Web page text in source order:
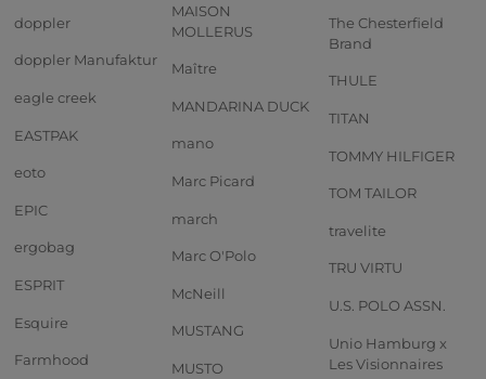
doppler
doppler Manufaktur
eagle creek
EASTPAK
eoto
EPIC
ergobag
ESPRIT
Esquire
Farmhood
MAISON
MOLLERUS
Maître
MANDARINA DUCK
mano
Marc Picard
march
Marc O'Polo
McNeill
MUSTANG
MUSTO
The Chesterfield
Brand
THULE
TITAN
TOMMY HILFIGER
TOM TAILOR
travelite
TRU VIRTU
U.S. POLO ASSN.
Unio Hamburg x
Les Visionnaires